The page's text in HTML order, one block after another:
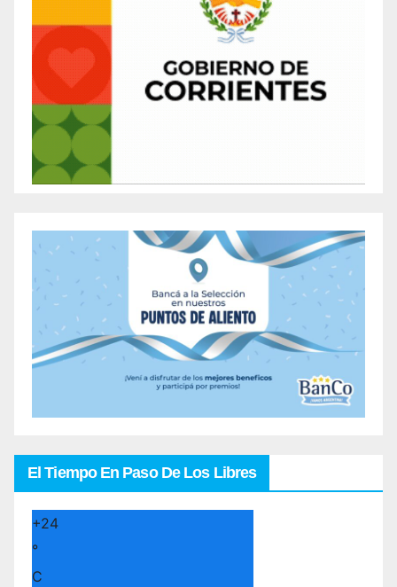
El Tiempo En Paso De Los Libres
+24
°
C